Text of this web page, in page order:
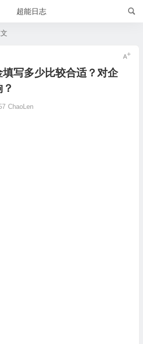
超能日志
写多少比较合适？对企
ChaoLen